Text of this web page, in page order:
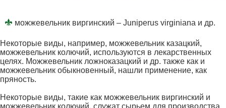
можжевельник виргинский – Juniperus virginiana и др.
Некоторые виды, например, можжевельник казацкий,
можжевельник колючий, используются в лекарственных
целях. Можжевельник ложноказацкий и др. также как и
можжевельник обыкновенный, нашли применение, как
пряность.
Некоторые виды, такие как можжевельник виргинский и
можжевельник колючий, служат сырьем для производства